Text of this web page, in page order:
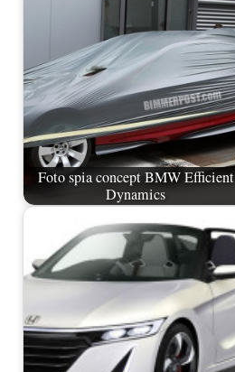
Foto spia concept BMW Efficient
Dynamics